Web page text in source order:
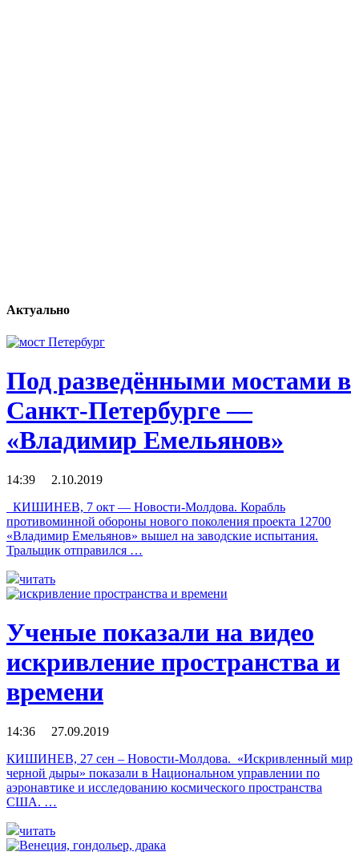
Актуально
Под разведёнными мостами в
Санкт-Петербурге —
«Владимир Емельянов»
14:39 2.10.2019
КИШИНЕВ, 7 окт — Новости-Молдова. Корабль
противоминной обороны нового поколения проекта 12700
«Владимир Емельянов» вышел на заводские испытания.
Тральщик отправился …
читать
Ученые показали на видео
искривление пространства и
времени
14:36 27.09.2019
КИШИНЕВ, 27 сен – Новости-Молдова. «Искривленный мир
черной дыры» показали в Национальном управлении по
аэронавтике и исследованию космического пространства
США. …
читать